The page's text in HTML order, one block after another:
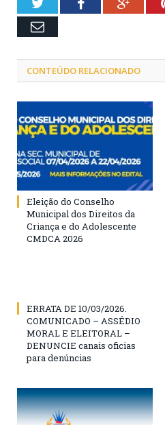
TwitterFacebook
Email
CONTEÚDO RELACIONADO
Eleição do Conselho
Municipal dos Direitos da
Criança e do Adolescente
CMDCA 2026
ERRATA DE 10/03/2026.
COMUNICADO – ASSÉDIO
MORAL E ELEITORAL –
DENUNCIE canais oficias
para denúncias